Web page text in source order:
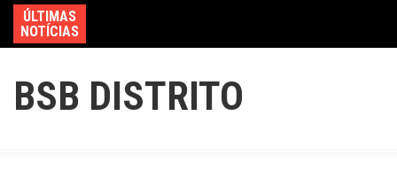
ÚLTIMAS
NOTÍCIAS
BSB DISTRITO